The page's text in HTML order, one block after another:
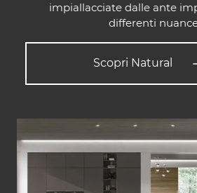
impiallacciate dalle ante
differenti
Scopri Natural